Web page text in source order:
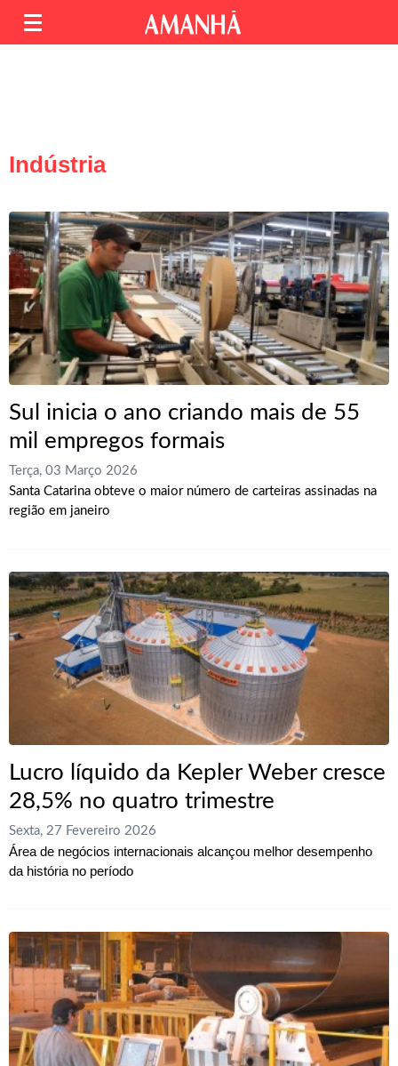
Indústria
Sul inicia o ano criando mais de 55
mil empregos formais
Terça, 03 Março 2026
Santa Catarina obteve o maior número de carteiras assinadas na
região em janeiro
Lucro líquido da Kepler Weber cresce
28,5% no quatro trimestre
Sexta, 27 Fevereiro 2026
Área de negócios internacionais alcançou melhor desempenho
da história no período